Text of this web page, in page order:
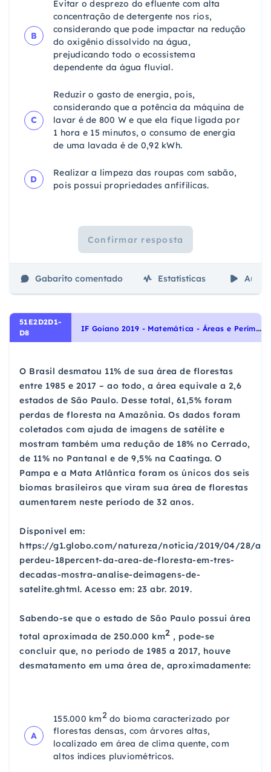
B
Evitar o desprezo do efluente com alta
concentração de detergente nos rios,
considerando que pode impactar na redução
do oxigênio dissolvido na água,
prejudicando todo o ecossistema
dependente da água fluvial.
C
Reduzir o gasto de energia, pois,
considerando que a potência da máquina de
lavar é de 800 W e que ela fique ligada por
1 hora e 15 minutos, o consumo de energia
de uma lavada é de 0,92 kWh.
D
Realizar a limpeza das roupas com sabão,
pois possui propriedades anfifílicas.
Confirmar resposta
Gabarito comentado Estatísticas Aulas
51E2D2D1-
D8
I
F Goiano 2019 - Matemática - Áreas e Perímetros, Geometria Plana
O Brasil desmatou 11% de sua área de florestas
entre 1985 e 2017 – ao todo, a área equivale a 2,6
estados de São Paulo. Desse total, 61,5% foram
perdas de floresta na Amazônia. Os dados foram
coletados com ajuda de imagens de satélite e
mostram também uma redução de 18% no Cerrado,
de 11% no Pantanal e de 9,5% na Caatinga. O
Pampa e a Mata Atlântica foram os únicos dos seis
biomas brasileiros que viram sua área de florestas
aumentarem neste período de 32 anos.
Disponível em:
https://g1.globo.com/natureza/noticia/2019/04/28/
perdeu-18percent-da-area-de-floresta-em-tres-
decadas-mostra-analise-deimagens-de-
satelite.ghtml. Acesso em: 23 abr. 2019.
Sabendo-se que o estado de São Paulo possui área
total aproximada de 250.000 km2 , pode-se
concluir que, no período de 1985 a 2017, houve
desmatamento em uma área de, aproximadamente:
A
155.000 km2do bioma caracterizado por
florestas densas, com árvores altas,
localizado em área de clima quente, com
altos índices pluviométricos.